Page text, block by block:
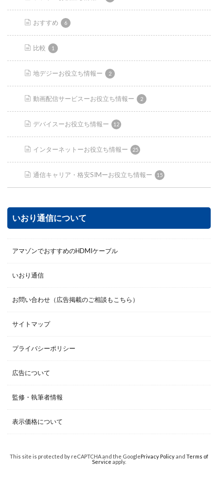
おすすめ 6
比較 1
地デジーお役立ち情報ー 2
動画配信サービスーお役立ち情報ー 2
デバイスーお役立ち情報ー 12
インターネットーお役立ち情報ー 25
通信キャリア・格安SIMーお役立ち情報ー 15
いおり通信について
アマゾンでおすすめのHDMIケーブル
いおり通信
お問い合わせ（広告掲載のご相談もこちら）
サイトマップ
プライバシーポリシー
広告について
監修・執筆者情報
表示価格について
This site is protected by reCAPTCHA and the GooglePrivacy Policyand Terms of
Service apply.